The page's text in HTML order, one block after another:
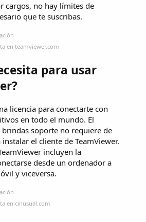
cargos, no hay límites de
que te suscribas.
en teamviewer.com
para usar
licencia para conectarte con
en todo el mundo. El
soporte no requiere de
el cliente de TeamViewer.
incluyen la
desde un ordenador a
y viceversa.
en cinusual.com